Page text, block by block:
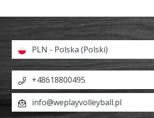
PLN - Polska (Polski)
+48618800495
info@weplayvolleyball.pl